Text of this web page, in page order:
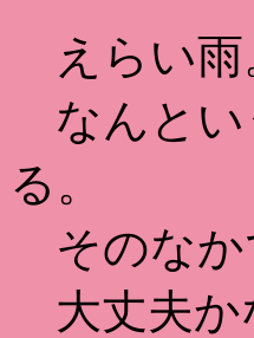
えらい雨
なんとい
る。
そのなか
大丈夫か